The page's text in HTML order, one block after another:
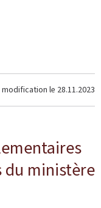
modification le 28.11.2023
ministère